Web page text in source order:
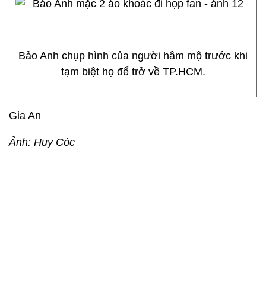
Bảo Anh chụp hình của người hâm mộ trước khi
tạm biệt họ để trở về TP.HCM.
Gia An
Ảnh: Huy Cóc